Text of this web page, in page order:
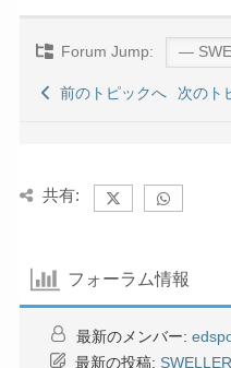
Forum Jump:
前のトピックへ 次のト
共有:
フォーラム情報
最新のメンバー:
最新の投稿: